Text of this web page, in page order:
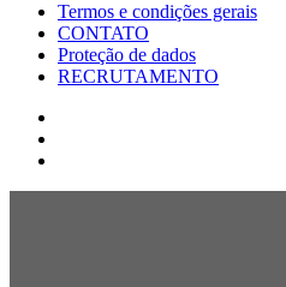
Termos e condições gerais
CONTATO
Proteção de dados
RECRUTAMENTO